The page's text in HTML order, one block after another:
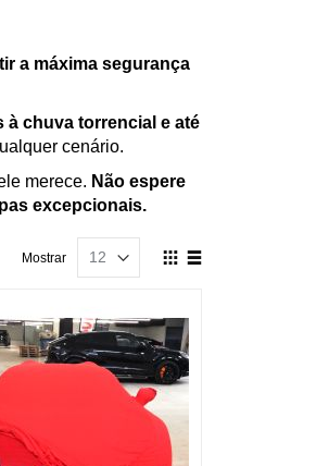
a máxima segurança
à chuva torrencial e até
cenário.
merece. Não espere
excepcionais.
Ver
como
Mostrar